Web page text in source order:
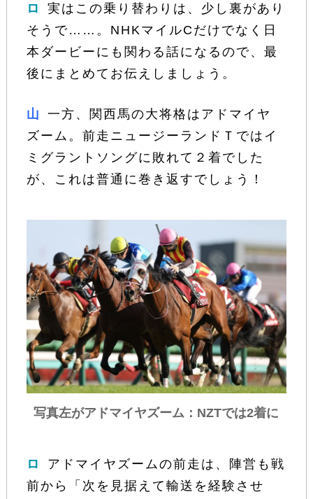
ロ
実はこの乗り替わりは、少し裏があり
そうで……。NHKマイルCだけでなく日
本ダービーにも関わる話になるので、最
後にまとめてお伝えしましょう。
山
一方、関西馬の大将格はアドマイヤ
ズーム。前走ニュージーランドＴではイ
ミグラントソングに敗れて２着でした
が、これは普通に巻き返すでしょう！
写真左がアドマイヤズーム：NZTでは2着に
ロ
アドマイヤズームの前走は、陣営も戦
前から「次を見据えて輸送を経験させ